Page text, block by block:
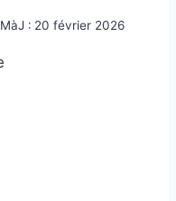
MàJ : 20 février 2026